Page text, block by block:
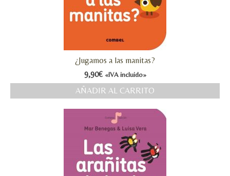
¿Jugamos a las manitas?
9,90€ «IVA incluido»
AÑADIR AL CARRITO